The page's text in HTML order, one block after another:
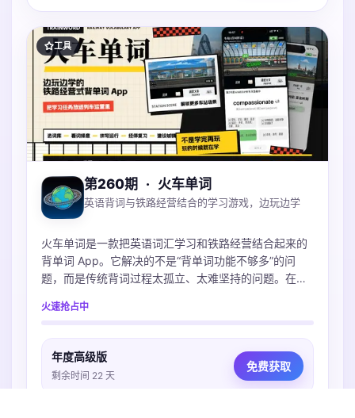
工具
第260期 · 火车单词
英语背词与铁路经营结合的学习游戏，边玩边学
火车单词是一款把英语词汇学习和铁路经营结合起来的
背单词 App。它解决的不是“背单词功能不够多”的问
题，而是传统背词过程太孤立、太难坚持的问题。在
习来完成不同学习任务；这些任务会对应列车运营、经
到：今天不是只完成了几个单词数字，而是在推进自己
的铁路世界。
火速抢占中
年度高级版
剩余时间 22 天
免费获取